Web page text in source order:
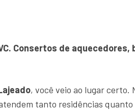
Consertos de aquecedores,
, você veio ao lugar certo.
tanto residências quanto